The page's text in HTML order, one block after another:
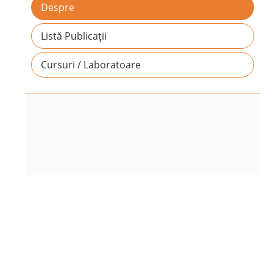
Despre
Listă Publicații
Cursuri / Laboratoare